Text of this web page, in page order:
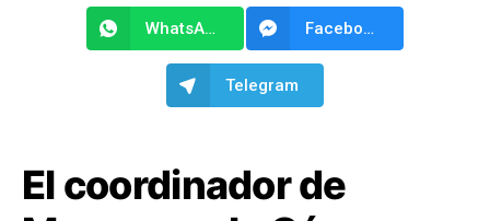
WhatsApp Facebook Messenger
Telegram
El coordinador de